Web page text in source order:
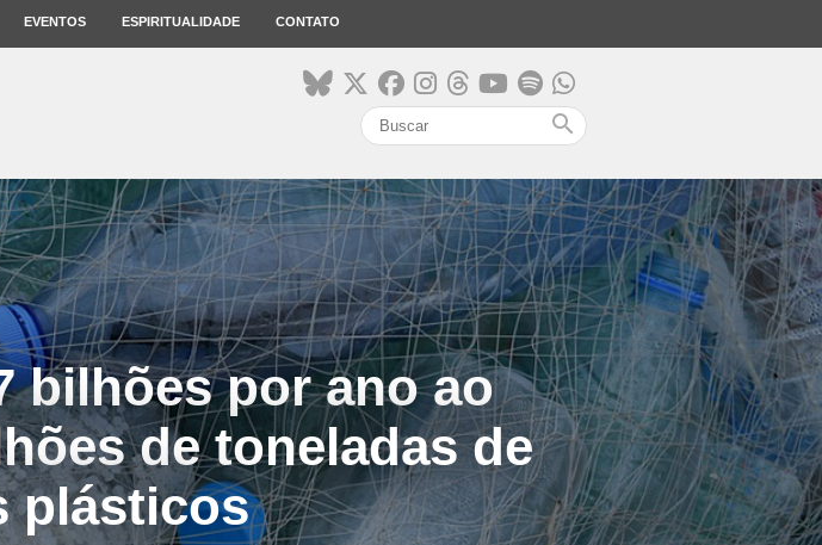
EVENTOS ESPIRITUALIDADE CONTATO
search
bilhões por ano ao
de toneladas de
plásticos